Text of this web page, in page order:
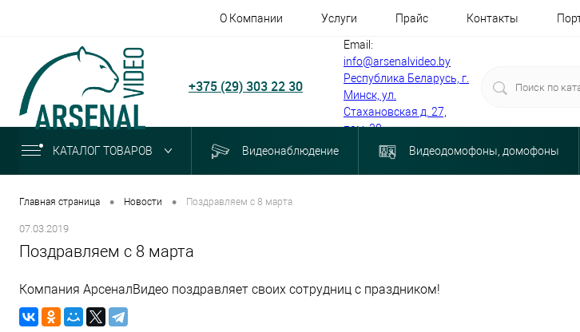
О Компании Услуги Прайс Контакты
+375 (29) 303 22 30
Email:
info@arsenalvideo.by
Республика Беларусь, г.
Минск, ул.
Стахановская д. 27,
пом. 30
КАТАЛОГ ТОВАРОВ Видеонаблюдение Видеодомофоны, домофоны
Главная страница • Новости • Поздравляем с 8 марта
07.03.2019
Поздравляем с 8 марта
Компания АрсеналВидео поздравляет своих сотрудниц с праздником!